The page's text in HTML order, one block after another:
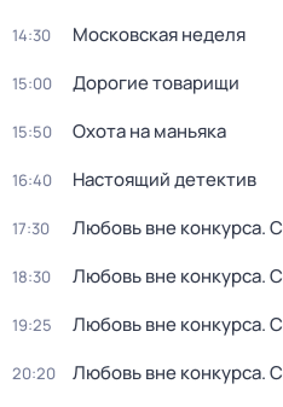
14:30 Московская неделя
15:00 Дорогие товарищи
15:50 Охота на маньяка
16:40 Настоящий детектив
17:30 Любовь вне конкурса.
18:30 Любовь вне конкурса.
19:25 Любовь вне конкурса.
20:20 Любовь вне конкурса.